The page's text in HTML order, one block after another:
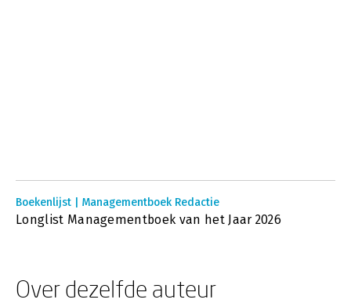
Boekenlijst | Managementboek Redactie
Longlist Managementboek van het Jaar 2026
Over dezelfde auteur